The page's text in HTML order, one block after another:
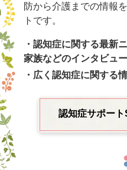
防から介護までの情報
トです。
・認知症に関する最新
家族などのインタビュ
・広く認知症に関する
認知症サポー